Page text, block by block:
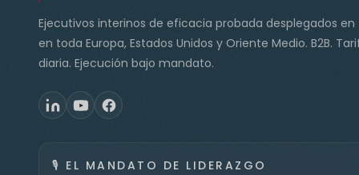
Ejecutivos interinos de eficacia probada desplegados en
en toda Europa, Estados Unidos y Oriente Medio. B2B.
diaria. Ejecución bajo mandato.
🎙️ EL MANDATO DE LIDERAZGO